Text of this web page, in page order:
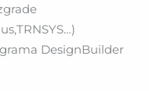
DesignBuilder